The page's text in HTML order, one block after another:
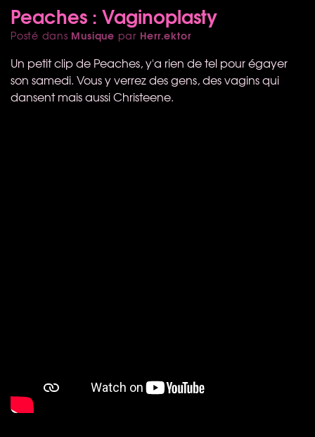
Peaches : Vaginoplasty
Posté dans Musique par Herr.ektor
Un petit clip de Peaches, y'a rien de tel pour égayer
son samedi. Vous y verrez des gens, des vagins qui
dansent mais aussi Christeene.